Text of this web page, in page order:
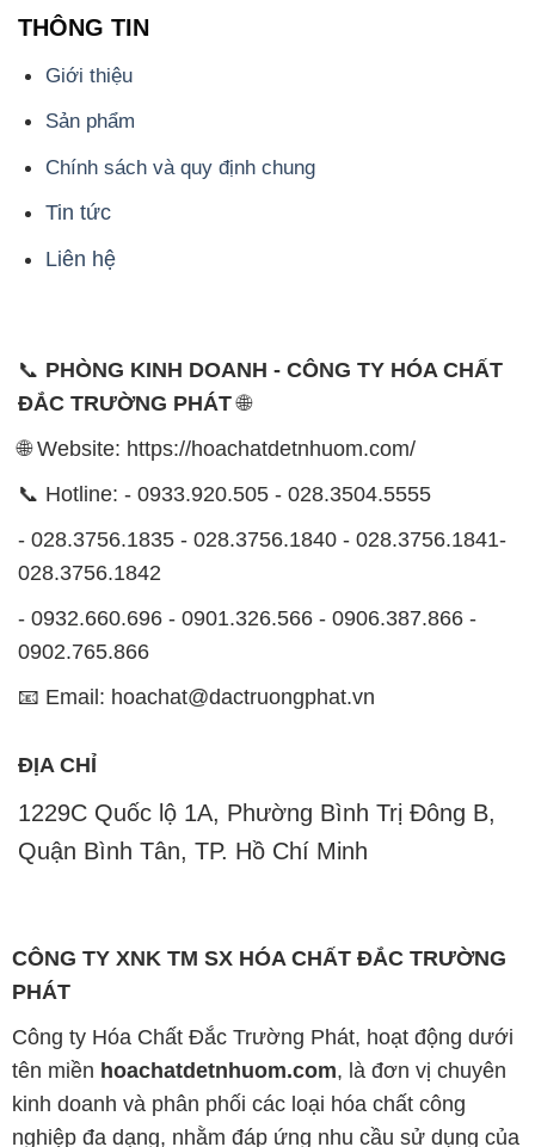
THÔNG TIN
Giới thiệu
Sản phẩm
Chính sách và quy định chung
Tin tức
Liên hệ
📞 PHÒNG KINH DOANH - CÔNG TY HÓA CHẤT
ĐẮC TRƯỜNG PHÁT🌐
🌐 Website: https://hoachatdetnhuom.com/
📞 Hotline: - 0933.920.505 - 028.3504.5555
- 028.3756.1835 - 028.3756.1840 - 028.3756.1841-
028.3756.1842
- 0932.660.696 - 0901.326.566 - 0906.387.866 -
0902.765.866
📧 Email: hoachat@dactruongphat.vn
ĐỊA CHỈ
1229C Quốc lộ 1A, Phường Bình Trị Đông B,
Quận Bình Tân, TP. Hồ Chí Minh
CÔNG TY XNK TM SX HÓA CHẤT ĐẮC TRƯỜNG
PHÁT
Công ty Hóa Chất Đắc Trường Phát, hoạt động dưới
tên miền hoachatdetnhuom.com, là đơn vị chuyên
kinh doanh và phân phối các loại hóa chất công
nghiệp đa dạng, nhằm đáp ứng nhu cầu sử dụng của